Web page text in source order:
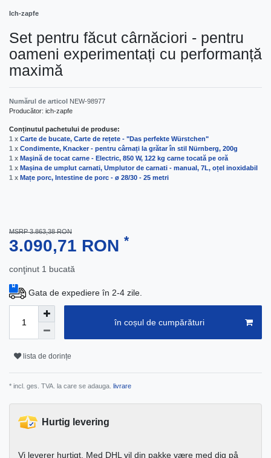
Ich-zapfe
Set pentru făcut cârnăciori - pentru
oameni experimentați cu performanță
maximă
Numărul de articol NEW-98977
Producător: ich-zapfe
Conținutul pachetului de produse:
1 x Carte de bucate, Carte de rețete - "Das perfekte Würstchen"
1 x Condimente, Knacker - pentru cârnați la grătar în stil Nürnberg, 200g
1 x Maşină de tocat carne - Electric, 850 W, 122 kg carne tocată pe oră
1 x Mașina de umplut carnati, Umplutor de carnati - manual, 7L, oțel inoxidabil
1 x Mațe porc, Intestine de porc - ø 28/30 - 25 metri
MSRP 3.863,38 RON
3.090,71 RON *
conţinut 1 bucată
Gata de expediere în 2-4 zile.
în coșul de cumpărături
lista de dorințe
* incl. ges. TVA. la care se adauga. livrare
Hurtig levering
Vi leverer hurtigt. Med DHL vil din pakke være med dig på